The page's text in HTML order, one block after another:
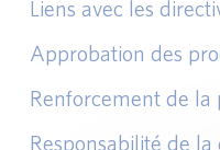
Liens avec les
Approbation des
Renforcement de la
Responsabilité de